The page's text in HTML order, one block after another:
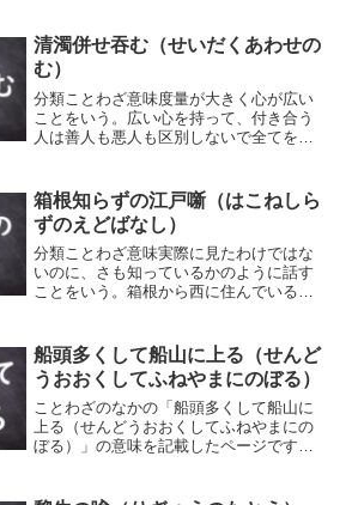
いことに似ているため、仁徳のある仁者
は、山を楽しむものである、...
清濁併せ吞む（せいだくあわせの
む）
分類ことわざ意味度量が大きく心が広い
ことをいう。広い心を持って、付き合う
人は善人も悪人も区別しないで全てを受
（飲み込む）海のように、気に入った人
だけでなく嫌な人、嫌いな...
箱根知らずの江戸噺（はこねしら
ずのえどばなし）
分類ことわざ意味実際に見たわけではな
いのに、さも知っているかのように話す
ことをいう。箱根から西に住んでいる人
うに江戸の話をする、ということから。
同類語・同義語 知らぬ京...
船頭多くして船山に上る（せんど
うおおくしてふねやまにのぼる）
ことわざのなかの「船頭多くして船山に
上る（せんどうおおくしてふねやまにの
ぼる）」の意味を記載したページです。